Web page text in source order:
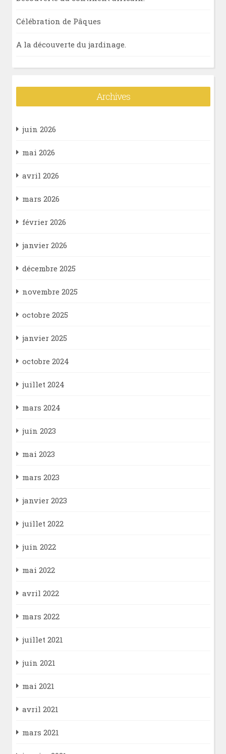
Célébration de Pâques
A la découverte du jardinage.
Archives
juin 2026
mai 2026
avril 2026
mars 2026
février 2026
janvier 2026
décembre 2025
novembre 2025
octobre 2025
janvier 2025
octobre 2024
juillet 2024
mars 2024
juin 2023
mai 2023
mars 2023
janvier 2023
juillet 2022
juin 2022
mai 2022
avril 2022
mars 2022
juillet 2021
juin 2021
mai 2021
avril 2021
mars 2021